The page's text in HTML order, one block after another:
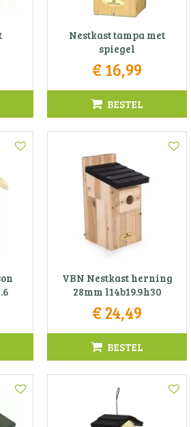
Nestkast tampa met
spiegel
€ 16,99
BESTEL
VBN Nestkast herning
28mm l14b19.9h30
€ 24,49
BESTEL